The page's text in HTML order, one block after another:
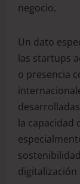
negocio.
Un dato
las startups
o presencia
la capacidad
digitalización